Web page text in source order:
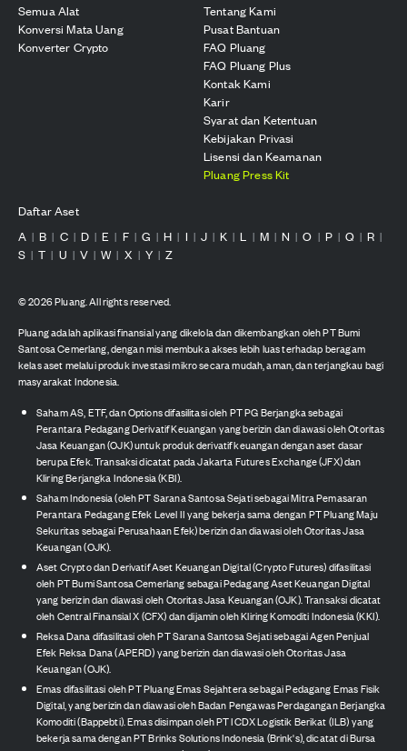
Semua Alat
Konversi Mata Uang
Konverter Crypto
Tentang Kami
Pusat Bantuan
FAQ Pluang
FAQ Pluang Plus
Kontak Kami
Karir
Syarat dan Ketentuan
Kebijakan Privasi
Lisensi dan Keamanan
Pluang Press Kit
Daftar Aset
A | B | C | D | E | F | G | H | I | J | K | L | M | N | O | P | Q | R |
S | T | U | V | W | X | Y | Z
©2026Pluang. All rights reserved.
Pluang adalah aplikasi finansial yang dikelola dan dikembangkan oleh PT Bumi
Santosa Cemerlang, dengan misi membuka akses lebih luas terhadap beragam
kelas aset melalui produk investasi mikro secara mudah, aman, dan terjangkau bagi
masyarakat Indonesia.
Saham AS, ETF, dan Options difasilitasi oleh PT PG Berjangka sebagai
Perantara Pedagang Derivatif Keuangan yang berizin dan diawasi oleh Otoritas
Jasa Keuangan (OJK) untuk produk derivatif keuangan dengan aset dasar
berupa Efek. Transaksi dicatat pada Jakarta Futures Exchange (JFX) dan
Kliring Berjangka Indonesia (KBI).
Saham Indonesia (oleh PT Sarana Santosa Sejati sebagai Mitra Pemasaran
Perantara Pedagang Efek Level II yang bekerja sama dengan PT Pluang Maju
Sekuritas sebagai Perusahaan Efek) berizin dan diawasi oleh Otoritas Jasa
Keuangan (OJK).
Aset Crypto dan Derivatif Aset Keuangan Digital (Crypto Futures) difasilitasi
oleh PT Bumi Santosa Cemerlang sebagai Pedagang Aset Keuangan Digital
yang berizin dan diawasi oleh Otoritas Jasa Keuangan (OJK). Transaksi dicatat
oleh Central Finansial X (CFX) dan dijamin oleh Kliring Komoditi Indonesia (KKI).
Reksa Dana difasilitasi oleh PT Sarana Santosa Sejati sebagai Agen Penjual
Efek Reksa Dana (APERD) yang berizin dan diawasi oleh Otoritas Jasa
Keuangan (OJK).
Emas difasilitasi oleh PT Pluang Emas Sejahtera sebagai Pedagang Emas Fisik
Digital, yang berizin dan diawasi oleh Badan Pengawas Perdagangan Berjangka
Komoditi (Bappebti). Emas disimpan oleh PT ICDX Logistik Berikat (ILB) yang
bekerja sama dengan PT Brinks Solutions Indonesia (Brink's), dicatat di Bursa